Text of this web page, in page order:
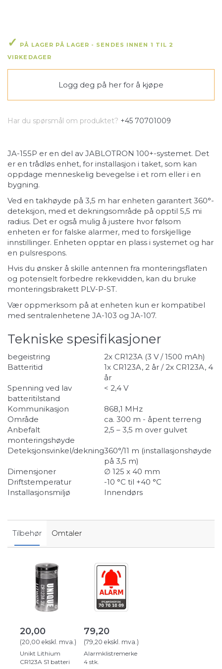
PÅ LAGER PÅ LAGER - SENDES INNEN 1 TIL 2
VIRKEDAGER
Logg deg på her for å kjøpe
Har du spørsmål om produktet? +45 70701009
JA-155P er en del av JABLOTRON 100+-systemet. Det
er en trådløs enhet, for installasjon i taket, som kan
oppdage menneskelig bevegelse i et rom eller i en
bygning.
Ved en takhøyde på 3,5 m har enheten garantert 360°-
deteksjon, med et dekningsområde på opptil 5,5 mi
radius. Det er også mulig å justere hvor følsom
enheten er for falske alarmer, med to forskjellige
innstillinger. Enheten opptar en plass i systemet og har
en pulsrespons.
Hvis du ønsker å skille antennen fra monteringsflaten
og potensielt forbedre rekkevidden, kan du bruke
monteringsbrakett PLV-P-ST.
Vær oppmerksom på at enheten kun er kompatibel
med sentralenhetene JA-103 og JA-107.
Tekniske spesifikasjoner
begeistring
2x CR123A (3 V / 1500 mAh)
Batteritid
1x CR123A, 2 år / 2x CR123A, 4
år
Spenning ved lav
batteritilstand
< 2,4 V
Kommunikasjon
868,1 MHz
Område
ca. 300 m - åpent terreng
Anbefalt
monteringshøyde
2,5 – 3,5 m over gulvet
Deteksjonsvinkel/dekning360°/11 m (installasjonshøyde
på 3,5 m)
Dimensjoner
∅ 125 x 40 mm
Driftstemperatur
-10 °C til +40 °C
Installasjonsmiljø
Innendørs
Tilbehør Omtaler
20,00
(20,00 ekskl. mva.)
Unikt Lithium
CR123A S1 batteri
79,20
(79,20 ekskl. mva.)
Alarmklistremerke
4 stk.